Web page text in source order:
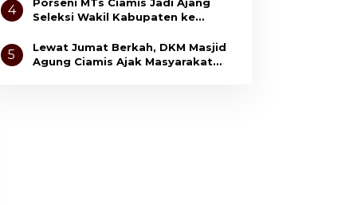
4
Seleksi Wakil Kabupaten ke
5
Lewat Jumat Berkah, DKM Masjid
Agung Ciamis Ajak Masyarakat